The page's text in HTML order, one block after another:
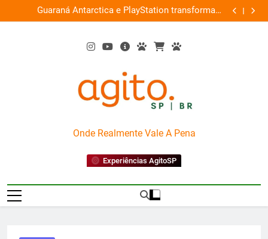
to
Guaraná Antarctica e PlayStation transformam
shopping em arena gamer gratuita
Busch
AgitoSP
Onde Realmente Vale A Pena
Experiências AgitoSP